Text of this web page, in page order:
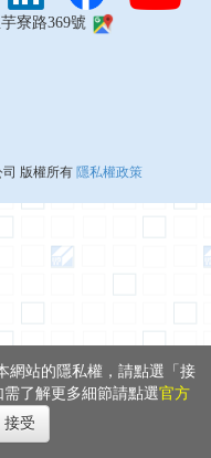
寮路369號
司 版權所有 隱私權政策
網站的隱私權，請點選「接
了解更多細節請點選官方
接受